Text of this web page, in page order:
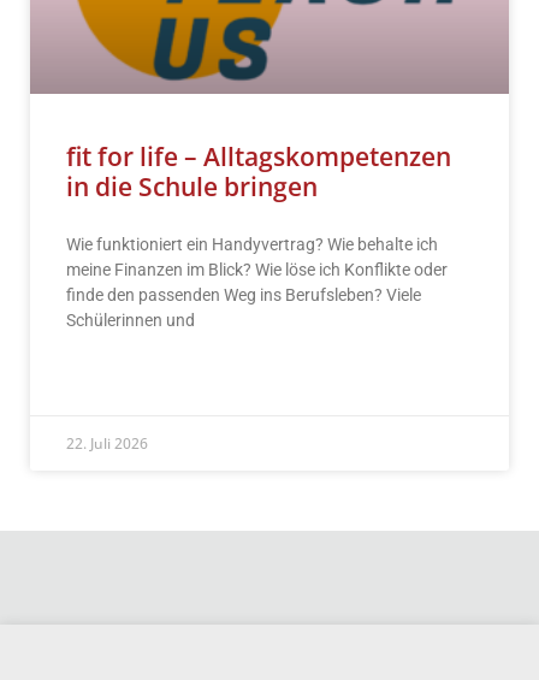
fit for life – Alltagskompetenzen
in die Schule bringen
Wie funktioniert ein Handyvertrag? Wie behalte ich
meine Finanzen im Blick? Wie löse ich Konflikte oder
finde den passenden Weg ins Berufsleben? Viele
Schülerinnen und
22. Juli 2026